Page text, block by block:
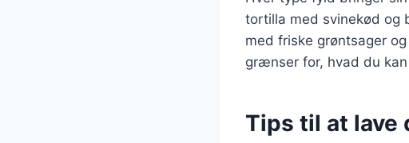
tortilla med svinekød og
med friske grøntsager
grænser for, hvad du
Tips til at lave